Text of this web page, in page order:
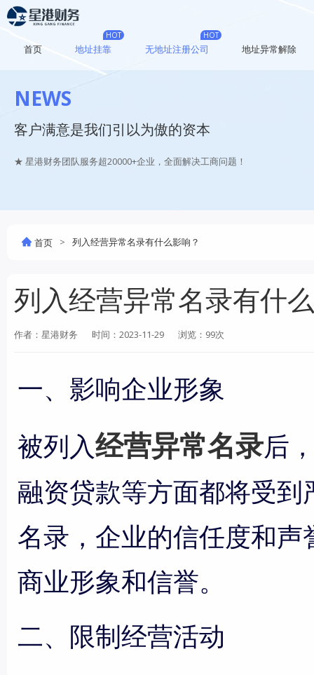
首页
HOT
地址挂靠
HOT
无地址注册公司 地址异常解除
NEWS
客户满意是我们引以为傲的资本
★ 星港财务团队服务超20000+企业，全面解决工商问题！
首页 > 列入经营异常名录有什么影响？
列入经营异常名录有什
作者：星港财务 时间：2023-11-29 浏览：99次
一、影响企业形象
被列入经营异常名录后
融资贷款等方面都将受
名录，企业的信任度和
商业形象和信誉。
二、限制经营活动